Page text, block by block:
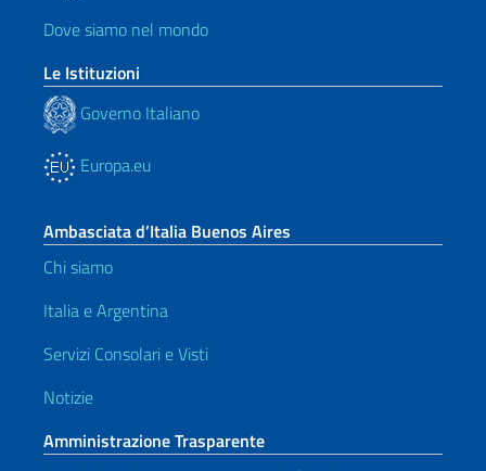
Dove siamo nel mondo
Le Istituzioni
Governo Italiano
Europa.eu
Ambasciata d’Italia Buenos Aires
Chi siamo
Italia e Argentina
Servizi Consolari e Visti
Notizie
Amministrazione Trasparente